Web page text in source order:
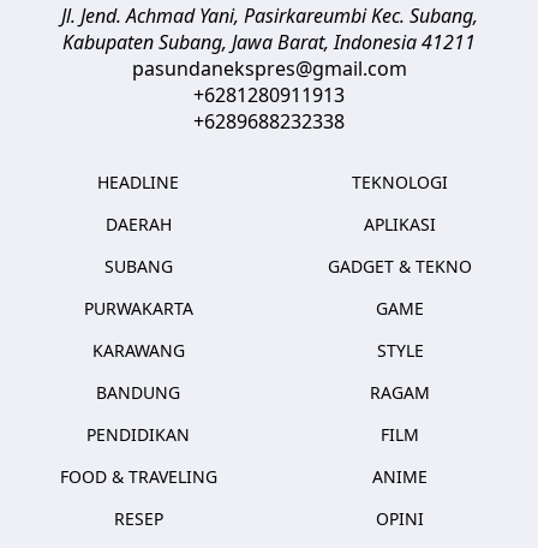
Jl. Jend. Achmad Yani, Pasirkareumbi Kec. Subang,
Kabupaten Subang, Jawa Barat,Indonesia41211
pasundanekspres@gmail.com
+6281280911913
+6289688232338
HEADLINE
DAERAH
SUBANG
PURWAKARTA
KARAWANG
BANDUNG
PENDIDIKAN
FOOD & TRAVELING
RESEP
TEKNOLOGI
APLIKASI
GADGET & TEKNO
GAME
STYLE
RAGAM
FILM
ANIME
OPINI